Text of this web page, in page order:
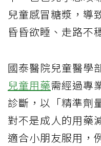
兒童感冒糖漿，導
昏昏欲睡、走路不
國泰醫院兒童醫學
兒童用藥需經過專
診斷，以「精準劑
對不是成人的用藥
適合小朋友服用，